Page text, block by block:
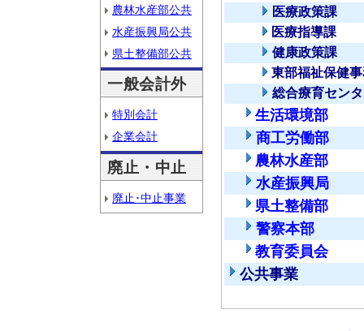
農林水産部公共
水産振興局公共
県土整備部公共
一般会計外
特別会計
企業会計
廃止・中止
廃止･中止事業
医療政策課
医療指導課
健康政策課
東部福祉保健
総合療育セン
生活環境部
商工労働部
農林水産部
水産振興局
県土整備部
警察本部
教育委員会
公共事業